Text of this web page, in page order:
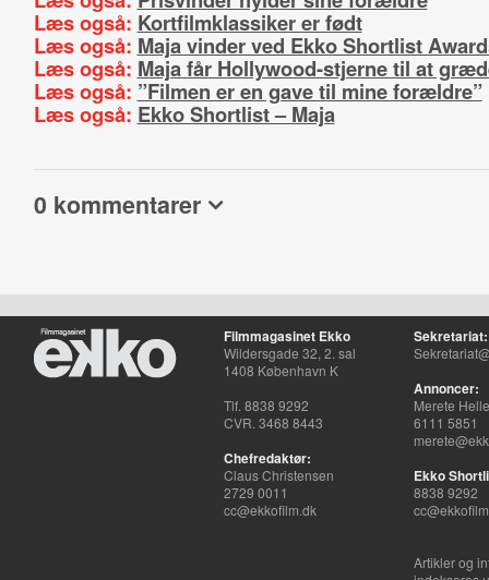
Læs også: Kortfilmklassiker er født
Læs også: Maja vinder ved Ekko Shortlist
Læs også: Maja får Hollywood-stjerne til at
Læs også: ”Filmen er en gave til mine forældre”
Læs også: Ekko Shortlist – Maja
0 kommentarer
Filmmagasinet Ekko
Wildersgade 32, 2. sal
1408 København K
Tlf. 8838 9292
CVR. 3468 8443
Chefredaktør:
Claus Christensen
2729 0011
cc@ekkofilm.dk
Sekretariat:
Annoncer:
Merete
6111 5851
Ekko
8838 9292
Artikler og